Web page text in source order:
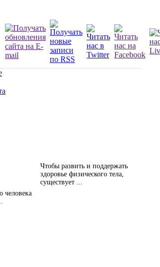
Чтобы развить и поддержать
здоровье физического тела,
существует ...
человека